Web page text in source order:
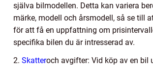
själva bilmodellen. Detta kan variera
märke, modell och årsmodell, så se till
för att få en uppfattning om
specifika bilen du är intresserad av.
2. Skatteroch avgifter: Vid köp av en bil